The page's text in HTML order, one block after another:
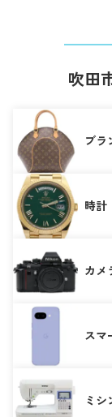
吹田
ブラ
時計
カメ
スマ
ミシ